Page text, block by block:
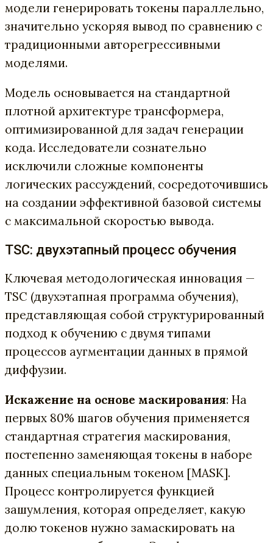
модели генерировать токены параллельно,
значительно ускоряя вывод по сравнению с
традиционными авторегрессивными
моделями.
Модель основывается на стандартной
плотной архитектуре трансформера,
оптимизированной для задач генерации
кода. Исследователи сознательно
исключили сложные компоненты
логических рассуждений, сосредоточившись
на создании эффективной базовой системы
с максимальной скоростью вывода.
TSC: двухэтапный процесс обучения
Ключевая методологическая инновация —
TSC (двухэтапная программа обучения),
представляющая собой структурированный
подход к обучению с двумя типами
процессов аугментации данных в прямой
диффузии.
Искажение на основе маскирования: На
первых 80% шагов обучения применяется
стандартная стратегия маскирования,
постепенно заменяющая токены в наборе
данных специальным токеном [MASK].
Процесс контролируется функцией
зашумления, которая определяет, какую
долю токенов нужно замаскировать на